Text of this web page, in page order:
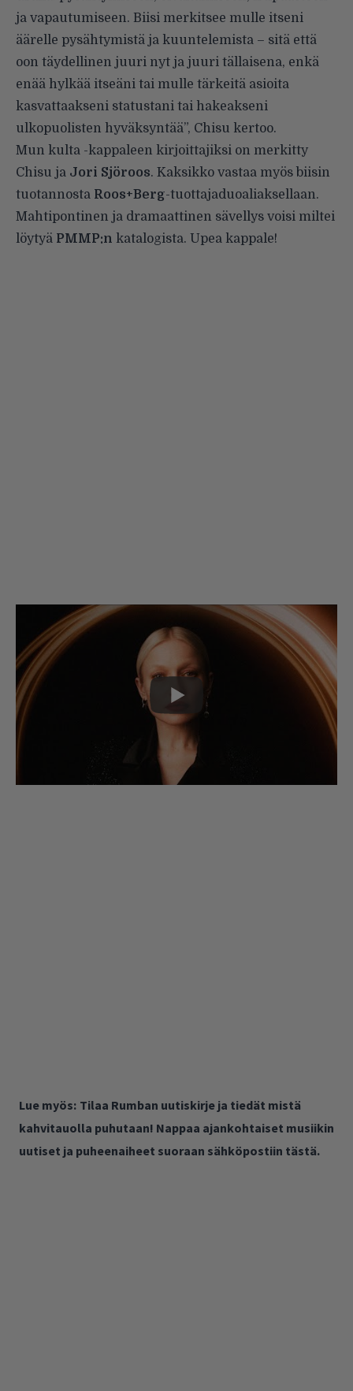
ja vapautumiseen. Biisi merkitsee mulle itseni
äärelle pysähtymistä ja kuuntelemista – sitä että
oon täydellinen juuri nyt ja juuri tällaisena, enkä
enää hylkää itseäni tai mulle tärkeitä asioita
kasvattaakseni statustani tai hakeakseni
ulkopuolisten hyväksyntää”, Chisu kertoo.
Mun kulta -kappaleen kirjoittajiksi on merkitty
Chisu ja Jori Sjöroos. Kaksikko vastaa myös biisin
tuotannosta Roos+Berg-tuottajaduoaliaksellaan.
Mahtipontinen ja dramaattinen sävellys voisi miltei
löytyä PMMP:n katalogista. Upea kappale!
Lue myös: Tilaa Rumban uutiskirje ja tiedät mistä
kahvitauolla puhutaan! Nappaa ajankohtaiset musiikin
uutiset ja puheenaiheet suoraan sähköpostiin tästä.